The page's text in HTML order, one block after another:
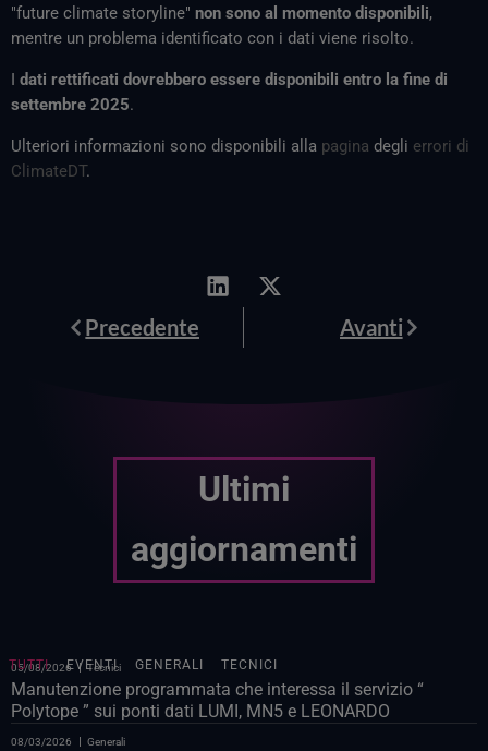
"future climate storyline" non sono al momento disponibili,
mentre un problema identificato con i dati viene risolto.
I dati rettificati dovrebbero essere disponibili entro la fine di
settembre 2025.
Ulteriori informazioni sono disponibili alla pagina degli errori di
ClimateDT.
PrevPrecedente AvantiAvanti
Ultimi
aggiornamenti
EVENTI GENERALI TECNICI
TUTTI
05/08/2026 Tecnici
Manutenzione programmata che interessa il servizio “
Polytope ” sui ponti dati LUMI, MN5 e LEONARDO
08/03/2026 Generali